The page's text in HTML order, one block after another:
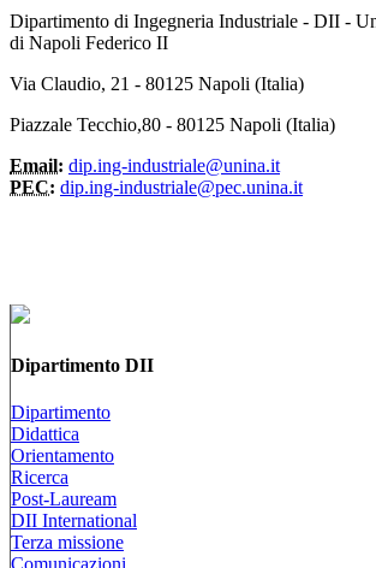
Dipartimento di Ingegneria Industriale - DII -
di Napoli Federico II
Via Claudio, 21 - 80125 Napoli (Italia)
Piazzale Tecchio,80 - 80125 Napoli (Italia)
Email: dip.ing-industriale@unina.it
PEC: dip.ing-industriale@pec.unina.it
Dipartimento DII
Dipartimento
Didattica
Orientamento
Ricerca
Post-Lauream
DII International
Terza missione
Comunicazioni